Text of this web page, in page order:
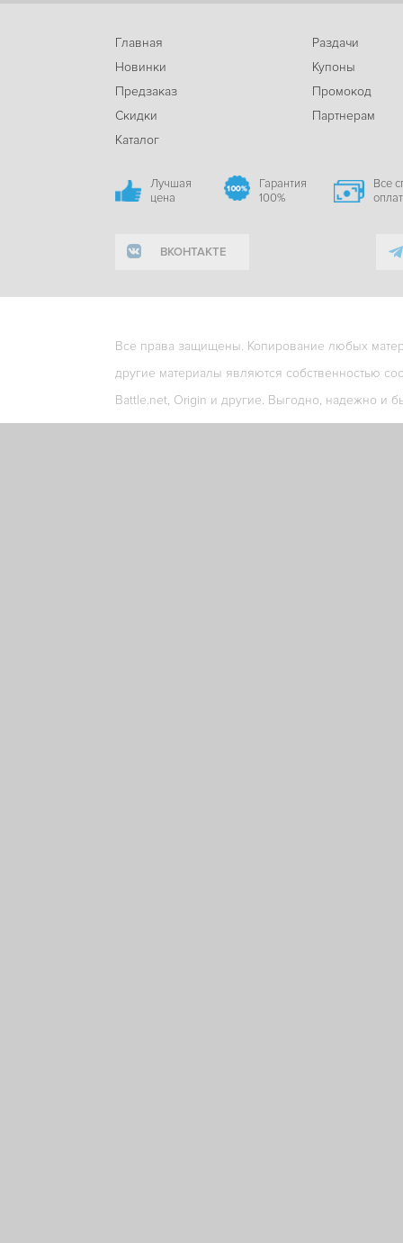
Главная
Новинки
Предзаказ
Скидки
Каталог
Раздачи
Купоны
Промокод
Партнерам
Лучшая
цена
Гарантия
100%
Все
ВКОНТАКТЕ
Все права защищены. Копирование любых
другие материалы являются собственностью
Battle.net, Origin и другие. Выгодно, надежно и